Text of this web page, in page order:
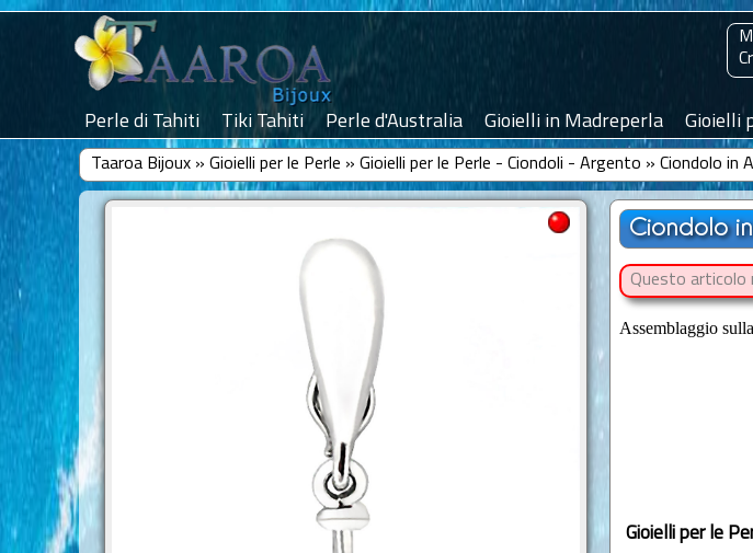
Perle di Tahiti Tiki Tahiti Perle d'Australia Gioielli in Madreperla Gioielli
Taaroa Bijoux» Gioielli per le Perle » Gioielli per le Perle - Ciondoli - Argento » Ciondolo in
Ciondolo
Questo articolo
Assemblaggio
Gioielli per le